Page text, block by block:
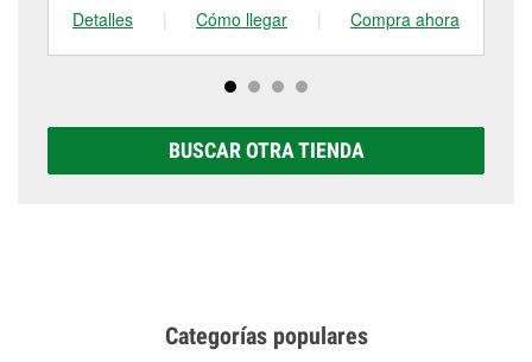
Detalles
| Cómo llegar | Compra ahora
BUSCAR OTRA TIENDA
Categorías populares